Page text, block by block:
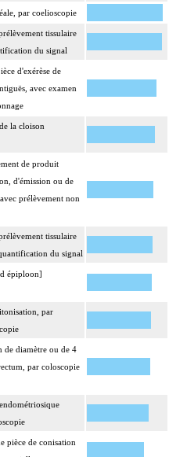
par coelioscopie
tissulaire
du signal
d'exérèse de
avec examen
la cloison
de produit
d'émission ou de
prélèvement non
tissulaire
du signal
épiploon]
par
de diamètre ou de 4
par coloscopie
pièce de conisation